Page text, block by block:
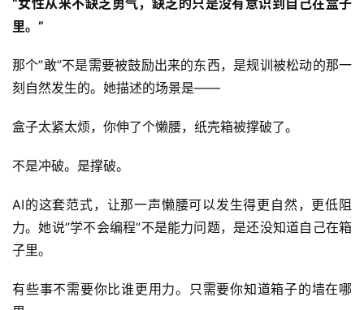
实
干
运
营
记
录
经
验
程
软
“女性从来不缺乏勇气，缺乏的只是没有意识到自己在盒子
里。”
那个”敢”不是需要被鼓励出来的东西，是规训被松动的那一
刻自然发生的。她描述的场景是——
盒子太紧太烦，你伸了个懒腰，纸壳箱被撑破了。
不是冲破。是撑破。
AI的这套范式，让那一声懒腰可以发生得更自然，更低阻
力。她说”学不会编程”不是能力问题，是还没知道自己在箱
子里。
有些事不需要你比谁更用力。只需要你知道箱子的墙在哪